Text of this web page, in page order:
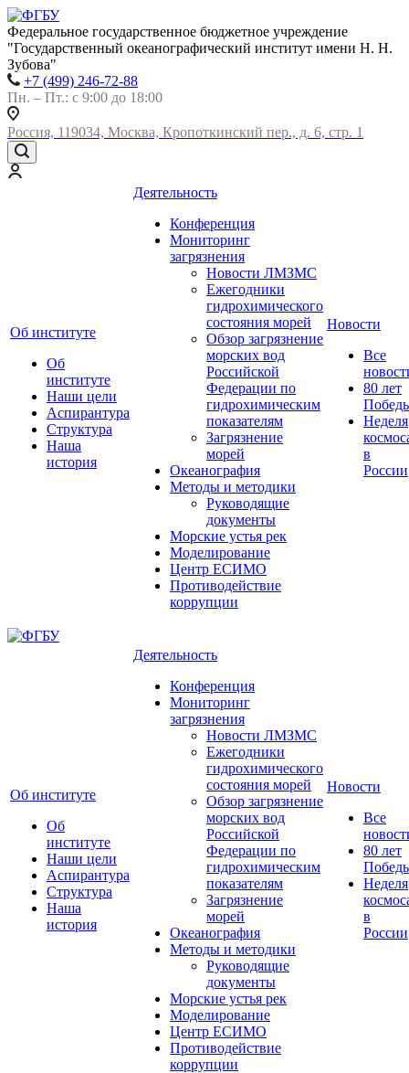
Федеральное государственное бюджетное учреждение
"Государственный океанографический институт имени Н. Н.
Зубова"
+7 (499) 246-72-88
Пн. – Пт.: с 9:00 до 18:00
Россия, 119034, Москва, Кропоткинский пер., д. 6, стр. 1
Об институте
Об
институте
Наши цели
Аспирантура
Структура
Наша
история
Деятельность
Конференция
Мониторинг
загрязнения
Новости ЛМЗМС
Ежегодники
гидрохимического
состояния морей
Обзор загрязнение
морских вод
Российской
Федерации по
гидрохимическим
показателям
Загрязнение
морей
Океанография
Методы и методики
Руководящие
документы
Морские устья рек
Моделирование
Центр ЕСИМО
Противодействие
коррупции
Новости
Все
80 лет
Неделя
в
России
Об институте
Об
институте
Наши цели
Аспирантура
Структура
Наша
история
Деятельность
Конференция
Мониторинг
загрязнения
Новости ЛМЗМС
Ежегодники
гидрохимического
состояния морей
Обзор загрязнение
морских вод
Российской
Федерации по
гидрохимическим
показателям
Загрязнение
морей
Океанография
Методы и методики
Руководящие
документы
Морские устья рек
Моделирование
Центр ЕСИМО
Противодействие
коррупции
Новости
Все
80 лет
Неделя
в
России